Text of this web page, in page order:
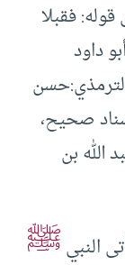
فقبلا
داود
صحيح،
الله بن
النبيﷺ